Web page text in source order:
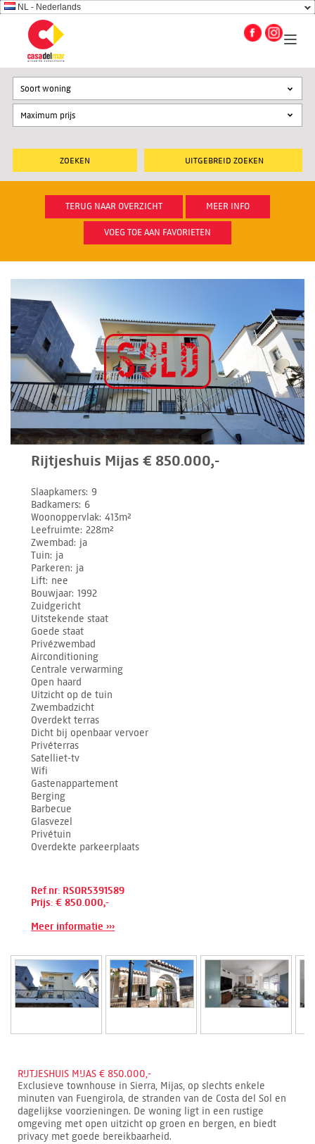
NL - Nederlands
UITGEBREID ZOEKEN
Soort woning
TERUG NAAR OVERZICHT MEER INFO
VOEG TOE AAN FAVORIETEN
Rijtjeshuis Mijas € 850.000,-
Slaapkamers 9
Badkamers 6
Woonoppervlak 413m²
Leefruimte 228m²
Zwembad ja
Tuin ja
Parkeren ja
Lift nee
Bouwjaar 1992
Zuidgericht
Uitstekende staat
Goede staat
Privézwembad
Airconditioning
Centrale verwarming
Open haard
Uitzicht op de tuin
Zwembadzicht
Overdekt terras
Dicht bij openbaar vervoer
Privéterras
Satelliet-tv
Wifi
Gastenappartement
Berging
Barbecue
Glasvezel
Privétuin
Overdekte parkeerplaats
Ref.nr: RSOR5391589
Prijs: € 850.000,-
Meer informatie ›››
RIJTJESHUIS MIJAS € 850.000,-
Exclusieve townhouse in Sierra, Mijas, op slechts enkele
minuten van Fuengirola, de stranden van de Costa del Sol en
dagelijkse voorzieningen. De woning ligt in een rustige
omgeving met open uitzicht op groen en bergen, en biedt
privacy met goede bereikbaarheid.